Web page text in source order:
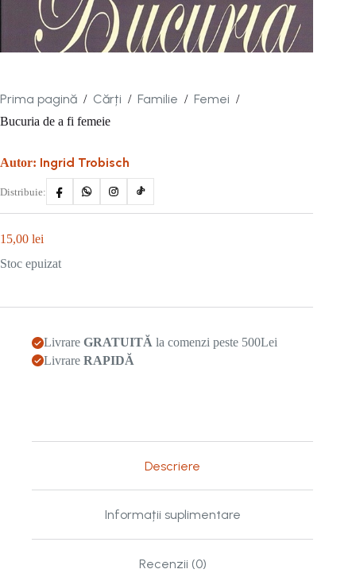
Prima pagină / Cărți / Familie / Femei /
Bucuria de a fi femeie
Autor: Ingrid Trobisch
Distribuie:
15,00 lei
Stoc epuizat
Livrare GRATUITĂ la comenzi peste 500Lei
Livrare RAPIDĂ
Descriere
Informații suplimentare
Recenzii (0)